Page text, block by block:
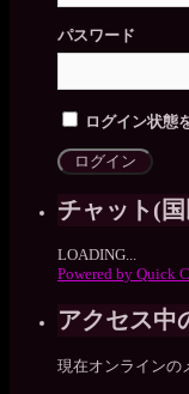
パスワード
ログイン状態
チャット(
LOADING...
Powered by Quick
アクセス中
現在オンラインの